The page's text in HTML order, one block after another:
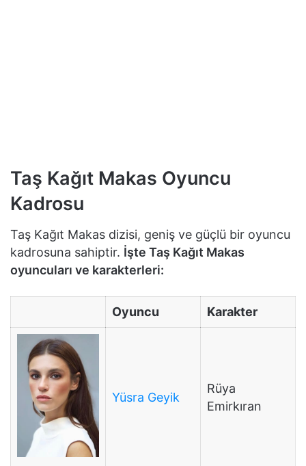
Taş Kağıt Makas Oyuncu
Kadrosu
Taş Kağıt Makas dizisi, geniş ve güçlü bir oyuncu
kadrosuna sahiptir. İşte Taş Kağıt Makas
oyuncuları ve karakterleri:
Oyuncu Karakter
Yüsra Geyik
Rüya
Emirkıran